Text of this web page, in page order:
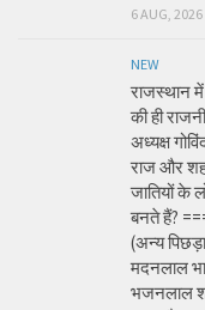
6 AUG, 2026
NEW
राजस्थान में
की ही
अध्यक्ष
राज और
जातियों के
बनते हैं?
(अन्य
मदनलाल
भजनलाल